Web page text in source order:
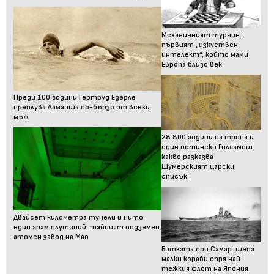
Преди 100 години Гертруд Едерле
преплува Ламанша по-бързо от всеки
мъж
Двайсет километра тунели и нито
един грам плутоний: тайният подземен
атомен завод на Мао
Механичният турчин:
първият „изкуствен
интелект“, който мами
Европа близо век
28 800 години на трона и
един истински Гилгамеш:
какво разказва
Шумерският царски
списък
Битката при Самар: шепа
малки кораби спря най-
тежкия флот на Япония